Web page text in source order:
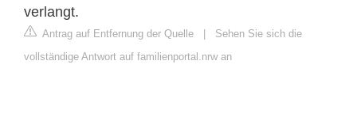
verlangt.
Antrag auf Entfernung der Quelle
Sehen Sie sich die
vollständige Antwort auf familienportal.nrw an